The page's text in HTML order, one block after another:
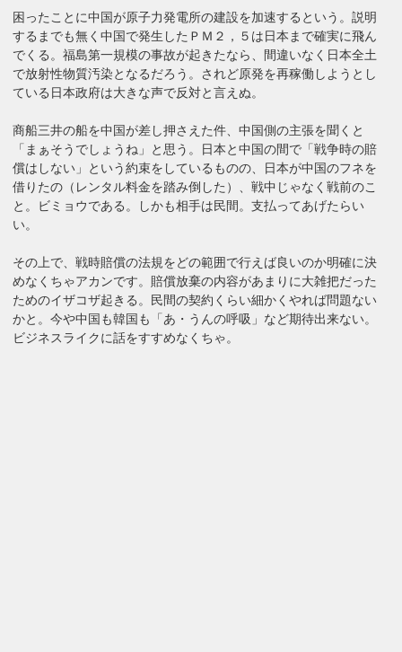
困ったことに中国が原子力発電所の建設を加速するという。説明
するまでも無く中国で発生したＰＭ２，５は日本まで確実に飛ん
でくる。福島第一規模の事故が起きたなら、間違いなく日本全土
で放射性物質汚染となるだろう。されど原発を再稼働しようとし
ている日本政府は大きな声で反対と言えぬ。
商船三井の船を中国が差し押さえた件、中国側の主張を聞くと
「まぁそうでしょうね」と思う。日本と中国の間で「戦争時の賠
償はしない」という約束をしているものの、日本が中国のフネを
借りたの（レンタル料金を踏み倒した）、戦中じゃなく戦前のこ
と。ビミョウである。しかも相手は民間。支払ってあげたらい
い。
その上で、戦時賠償の法規をどの範囲で行えば良いのか明確に決
めなくちゃアカンです。賠償放棄の内容があまりに大雑把だった
ためのイザコザ起きる。民間の契約くらい細かくやれば問題ない
かと。今や中国も韓国も「あ・うんの呼吸」など期待出来ない。
ビジネスライクに話をすすめなくちゃ。